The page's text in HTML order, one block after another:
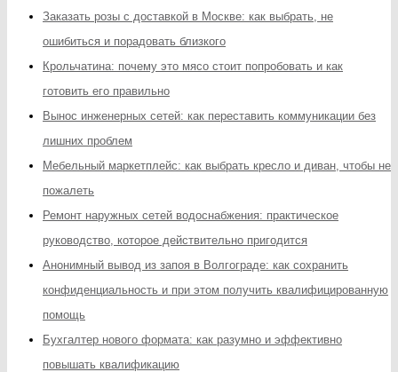
Заказать розы с доставкой в Москве: как выбрать, не
ошибиться и порадовать близкого
Крольчатина: почему это мясо стоит попробовать и как
готовить его правильно
Вынос инженерных сетей: как переставить коммуникации без
лишних проблем
Мебельный маркетплейс: как выбрать кресло и диван, чтобы не
пожалеть
Ремонт наружных сетей водоснабжения: практическое
руководство, которое действительно пригодится
Анонимный вывод из запоя в Волгограде: как сохранить
конфиденциальность и при этом получить квалифицированную
помощь
Бухгалтер нового формата: как разумно и эффективно
повышать квалификацию